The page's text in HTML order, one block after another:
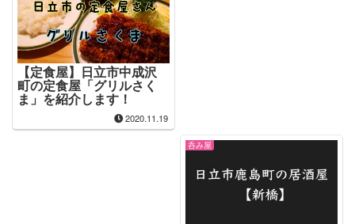
【定食屋】日立市中成沢
町の定食屋「グリルさく
ま」を紹介します！
2020.11.19
呑み屋